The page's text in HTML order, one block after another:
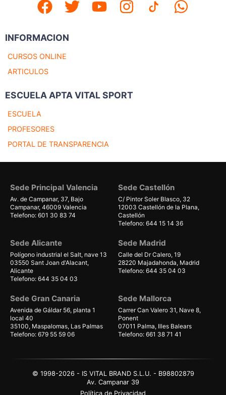
INFORMACION
CURSOS ONLINE
ARTICULOS
ESCUELA APTA VITAL SPORT
ESCUELA
PROFESORES
PORTAL DE TRANSPARENCIA
Sede Principal Valencia
Av. de Campanar, 37, Bajo
Campanar, 46009 Valencia
Telefono: 601 30 83 74
Sede Castellón
C/ Pintor Soler Blasco, 32
12003 Castellón de la Plana,
Castellón
Telefono: 644 15 14 36
Sede Alicante
Polígono industrial el Salt, nave 13
03550 Sant Joan d'Alacant,
Alicante
Telefono: 644 35 04 03
Sede Madrid
Calle del Dr Calero, 19
28220 Majadahonda, Madrid
Telefono: 644 35 04 03
Sede Gran Canaria
Avenida de Gáldar 56, planta 1
local 40
35100, Maspalomas, Las Palmas
Telefono: 679 55 59 06
Sede Mallorca
Carrer Can Valero 31, Nave 8,
Ponent
07011 Palma, Illes Balears
Telefono: 661 38 71 41
© 1998-2026 - IS VITAL BRAND S.L.U. - B98802879
Av. Campanar 39
Política de Privacidad